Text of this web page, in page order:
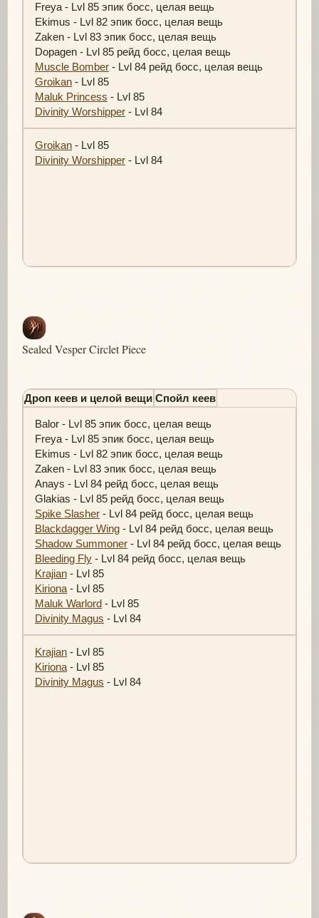
Freya - Lvl 85 эпик босс, целая вещь
Ekimus - Lvl 82 эпик босс, целая вещь
Zaken - Lvl 83 эпик босс, целая вещь
Dopagen - Lvl 85 рейд босс, целая вещь
Muscle Bomber - Lvl 84 рейд босс, целая вещь
Groikan - Lvl 85
Maluk Princess - Lvl 85
Divinity Worshipper - Lvl 84
Groikan - Lvl 85
Divinity Worshipper - Lvl 84
Sealed Vesper Circlet Piece
Дроп кеев и целой вещи Спойл кеев
Balor - Lvl 85 эпик босс, целая вещь
Freya - Lvl 85 эпик босс, целая вещь
Ekimus - Lvl 82 эпик босс, целая вещь
Zaken - Lvl 83 эпик босс, целая вещь
Anays - Lvl 84 рейд босс, целая вещь
Glakias - Lvl 85 рейд босс, целая вещь
Spike Slasher - Lvl 84 рейд босс, целая вещь
Blackdagger Wing - Lvl 84 рейд босс, целая вещь
Shadow Summoner - Lvl 84 рейд босс, целая вещь
Bleeding Fly - Lvl 84 рейд босс, целая вещь
Krajian - Lvl 85
Kiriona - Lvl 85
Maluk Warlord - Lvl 85
Divinity Magus - Lvl 84
Krajian - Lvl 85
Kiriona - Lvl 85
Divinity Magus - Lvl 84